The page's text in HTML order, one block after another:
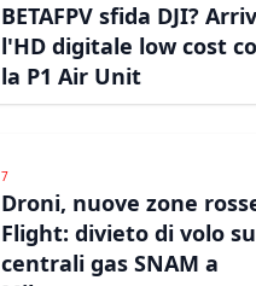
BETAFPV sfida DJI?
l'HD digitale low cost
la P1 Air Unit
7
Droni, nuove zone
Flight: divieto di volo
centrali gas SNAM a